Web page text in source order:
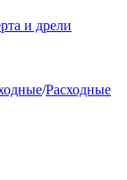
и дрели
/Расходные